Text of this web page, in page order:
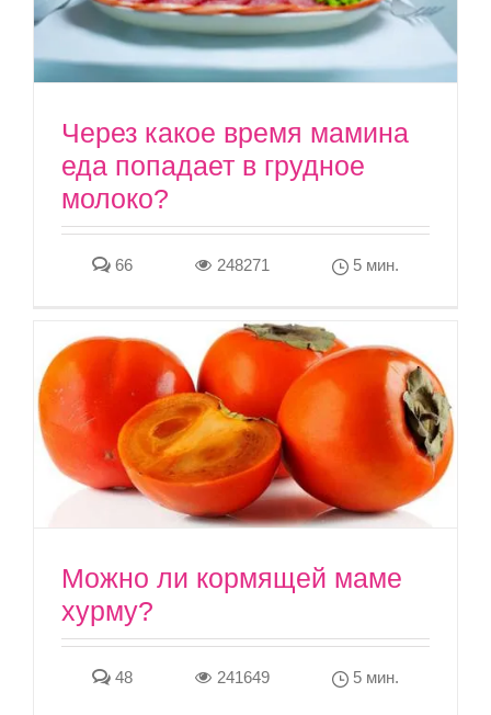
Через какое время мамина
еда попадает в грудное
молоко?
66 248271 5 мин.
Можно ли кормящей маме
хурму?
48 241649 5 мин.